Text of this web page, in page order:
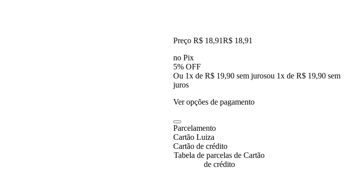
Preço R$ 18,91R$ 18,91
no Pix
5% OFF
Ou 1x de R$ 19,90 sem jurosou 1x de R$ 19,90 sem
juros
Ver opções de pagamento
Parcelamento
Cartão Luiza
Cartão de crédito
Tabela de parcelas de Cartão
de crédito